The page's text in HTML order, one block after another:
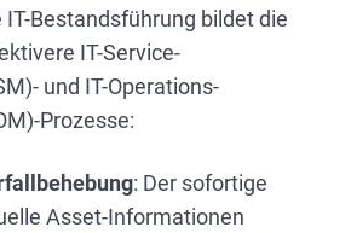
Bestandsführung bildet die
IT-Service-
und IT-Operations-
Prozesse:
: Der sofortige
Asset-Informationen